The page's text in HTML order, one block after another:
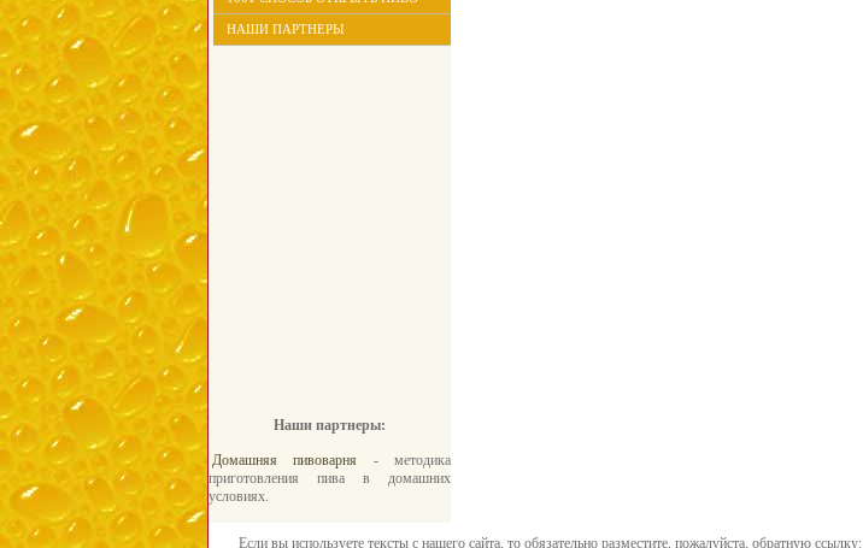
НАШИ ПАРТНЕРЫ
Наши партнеры:
Домашняя пивоварня - методика
приготовления пива в домашних
условиях.
Если вы используете тексты с нашего сайта, то обязательно разместите, пожалуйста, обратную ссылку: